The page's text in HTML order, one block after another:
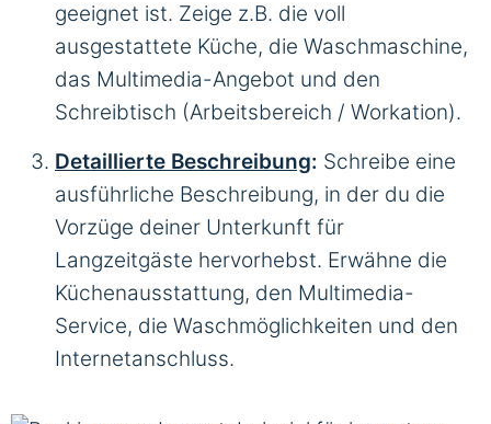
geeignet ist. Zeige z.B. die voll
ausgestattete Küche, die Waschmaschine,
das Multimedia-Angebot und den
Schreibtisch (Arbeitsbereich / Workation).
Detaillierte Beschreibung: Schreibe eine
ausführliche Beschreibung, in der du die
Vorzüge deiner Unterkunft für
Langzeitgäste hervorhebst. Erwähne die
Küchenausstattung, den Multimedia-
Service, die Waschmöglichkeiten und den
Internetanschluss.